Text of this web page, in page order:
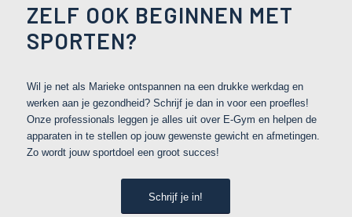
ZELF OOK BEGINNEN MET
SPORTEN?
Wil je net als Marieke ontspannen na een drukke werkdag en
werken aan je gezondheid? Schrijf je dan in voor een proefles!
Onze professionals leggen je alles uit over E-Gym en helpen de
apparaten in te stellen op jouw gewenste gewicht en afmetingen.
Zo wordt jouw sportdoel een groot succes!
Schrijf je in!